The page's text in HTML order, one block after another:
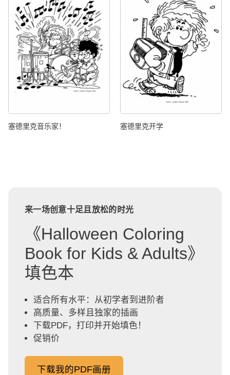
塞德里克音乐家！ 塞德里克开学
来一场创意十足且放松的时光
《Halloween Coloring
Book for Kids & Adults》
填色本
适合所有水平：从初学者到进阶者
高质量、多样且独家的插画
下载PDF，打印并开始填色！
促销价
下载我的PDF画册